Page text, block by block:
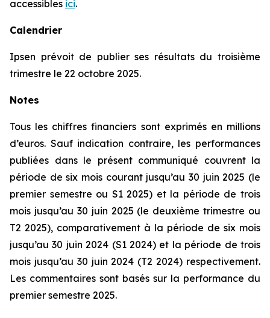
accessibles ici.
Calendrier
Ipsen prévoit de publier ses résultats du troisième
trimestre le 22 octobre 2025.
Notes
Tous les chiffres financiers sont exprimés en millions
d’euros. Sauf indication contraire, les performances
publiées dans le présent communiqué couvrent la
période de six mois courant jusqu’au 30 juin 2025 (le
premier semestre ou S1 2025) et la période de trois
mois jusqu’au 30 juin 2025 (le deuxième trimestre ou
T2 2025), comparativement à la période de six mois
jusqu’au 30 juin 2024 (S1 2024) et la période de trois
mois jusqu’au 30 juin 2024 (T2 2024) respectivement.
Les commentaires sont basés sur la performance du
premier semestre 2025.